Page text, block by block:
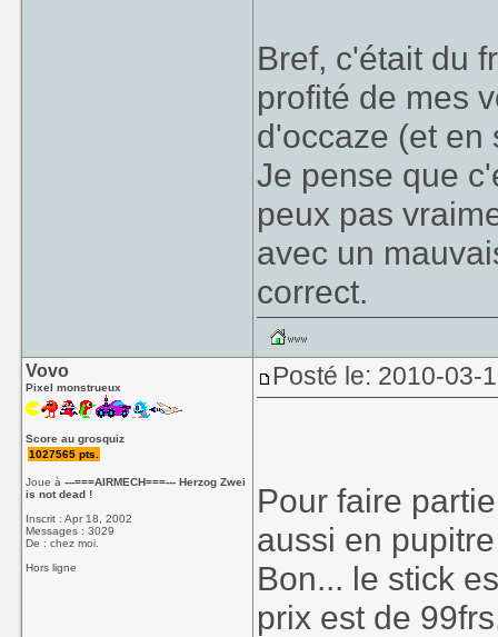
Bref, c'était du
profité de mes
d'occaze (et en
Je pense que
peux pas
avec un
correct.
Vovo
Pixel monstrueux
Score au grosquiz
1027565 pts.
Joue à---===AIRMECH===--- Herzog Zwei
is not dead !
Inscrit : Apr 18, 2002
Messages : 3029
De : chez moi.
Hors ligne
Posté le: 2010-03-
Pour faire
aussi en
Bon... le stick
prix est de